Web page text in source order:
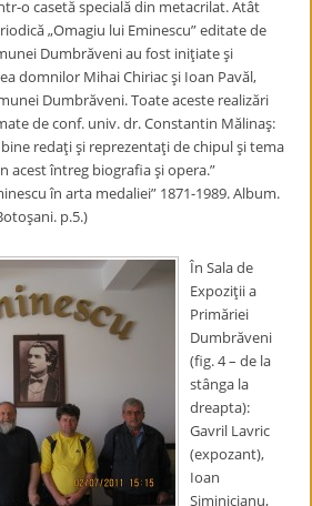
o casetă specială din metacrilat. Atât
„Omagiu lui Eminescu” editate de
Dumbrăveni au fost iniţiate şi
domnilor Mihai Chiriac şi Ioan Pavăl,
Dumbrăveni. Toate aceste realizări
de conf. univ. dr. Constantin Mălinaş:
redaţi şi reprezentaţi de chipul şi tema
acest întreg biografia şi opera.”
în arta medaliei” 1871-1989. Album.
p.5.)
În Sala de
Expoziţii a
Primăriei
Dumbrăveni
(fig. 4 – de la
stânga la
dreapta):
Gavril Lavric
(expozant),
Ioan
Siminicianu,